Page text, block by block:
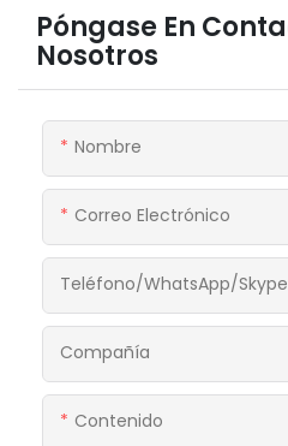
Póngase En
Nosotros
Nombre
Correo Electrónico
Teléfono/WhatsApp/Skype
Compañía
Contenido